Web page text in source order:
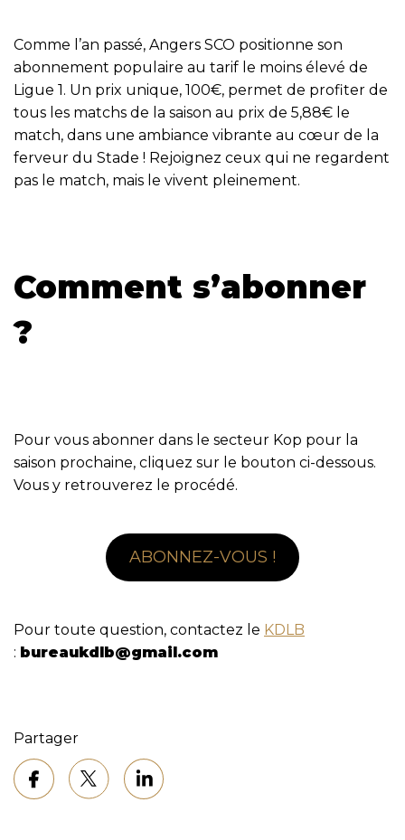
Comme l’an passé, Angers SCO positionne son
abonnement populaire au tarif le moins élevé de
Ligue 1. Un prix unique, 100€, permet de profiter de
tous les matchs de la saison au prix de 5,88€ le
match, dans une ambiance vibrante au cœur de la
ferveur du Stade ! Rejoignez ceux qui ne regardent
pas le match, mais le vivent pleinement.
Comment s’abonner
?
Pour vous abonner dans le secteur Kop pour la
saison prochaine, cliquez sur le bouton ci-dessous.
Vous y retrouverez le procédé.
ABONNEZ-VOUS !
Pour toute question, contactez le KDLB
: bureaukdlb@gmail.com
Partager